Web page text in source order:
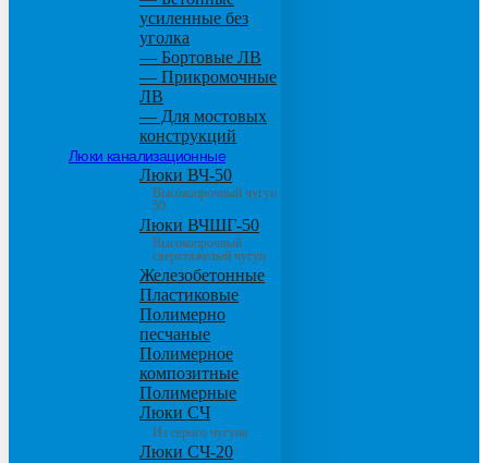
усиленные без
уголка
— Бортовые ЛВ
— Прикромочные
ЛВ
— Для мостовых
конструкций
Люки канализационные
Люки ВЧ-50
Высокопрочный чугун
50
Люки ВЧШГ-50
Высокопрочный
сверхтяжелый чугун
Железобетонные
Пластиковые
Полимерно
песчаные
Полимерное
композитные
Полимерные
Люки СЧ
Из серого чугуна
Люки СЧ-20